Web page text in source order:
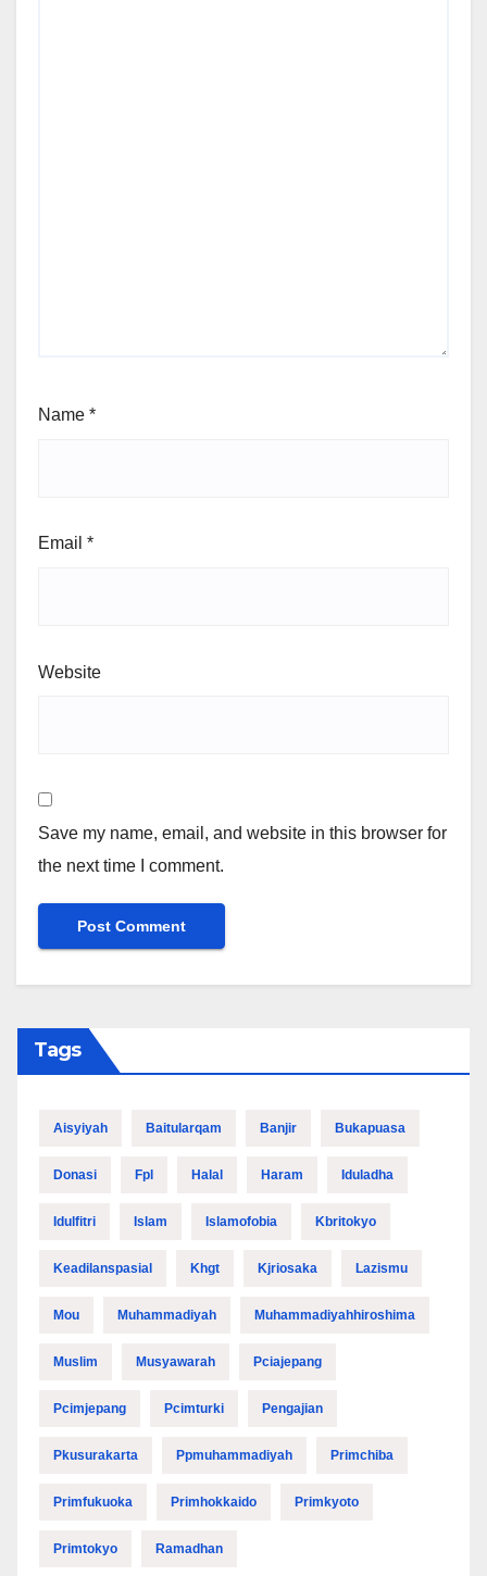
Name *
Email *
Website
Save my name, email, and website in this browser for
the next time I comment.
Tags
Aisyiyah Baitularqam Banjir Bukapuasa
Donasi Fpl Halal Haram Iduladha
Idulfitri Islam Islamofobia Kbritokyo
Keadilanspasial Khgt Kjriosaka Lazismu
Mou Muhammadiyah Muhammadiyahhiroshima
Muslim Musyawarah Pciajepang
Pcimjepang Pcimturki Pengajian
Pkusurakarta Ppmuhammadiyah Primchiba
Primfukuoka Primhokkaido Primkyoto
Primtokyo Ramadhan